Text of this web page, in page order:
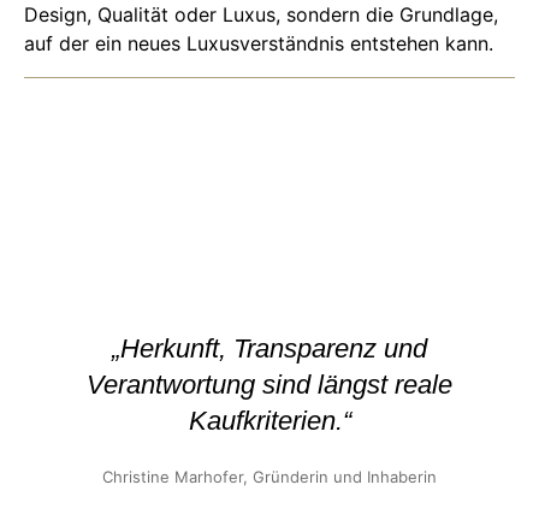
Design, Qualität oder Luxus, sondern die Grundlage,
auf der ein neues Luxusverständnis entstehen kann.
„Herkunft, Transparenz und
Verantwortung sind längst reale
Kaufkriterien.“
Christine Marhofer, Gründerin und Inhaberin